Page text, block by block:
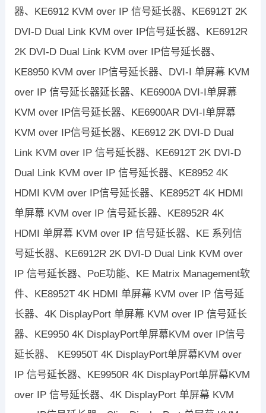
器、KE6912 KVM over IP 信号延长器、KE6912T 2K
DVI-D Dual Link KVM over IP信号延长器、KE6912R
2K DVI-D Dual Link KVM over IP信号延长器、
KE8950 KVM over IP信号延长器、DVI-I 单屏幕 KVM
over IP 信号延长器延长器、KE6900A DVI-I单屏幕
KVM over IP信号延长器、KE6900AR DVI-I单屏幕
KVM over IP信号延长器、KE6912 2K DVI-D Dual
Link KVM over IP 信号延长器、KE6912T 2K DVI-D
Dual Link KVM over IP 信号延长器、KE8952 4K
HDMI KVM over IP信号延长器、KE8952T 4K HDMI
单屏幕 KVM over IP 信号延长器、KE8952R 4K
HDMI 单屏幕 KVM over IP 信号延长器、KE 系列信
号延长器、KE6912R 2K DVI-D Dual Link KVM over
IP 信号延长器、PoE功能、KE Matrix Management软
件、KE8952T 4K HDMI 单屏幕 KVM over IP 信号延
长器、4K DisplayPort 单屏幕 KVM over IP 信号延长
器、KE9950 4K DisplayPort单屏幕KVM over IP信号
延长器、 KE9950T 4K DisplayPort单屏幕KVM over
IP 信号延长器、KE9950R 4K DisplayPort单屏幕KVM
over IP 信号延长器、​4K DisplayPort 单屏幕 KVM